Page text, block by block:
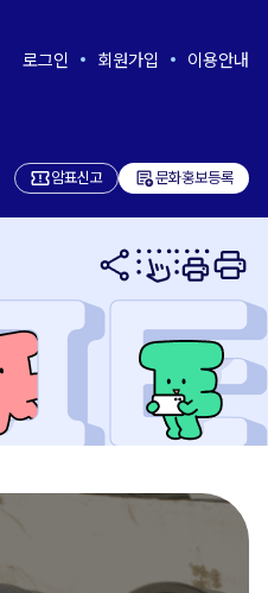
로그인 회원가입 이용안내
암표신고 add_notes문화홍보등록